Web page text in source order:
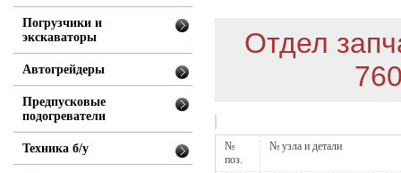
Отдел
№
поз.
№ узла и детали
Погрузчики и
экскаваторы
Автогрейдеры
Предпусковые
подогреватели
Техника б/у